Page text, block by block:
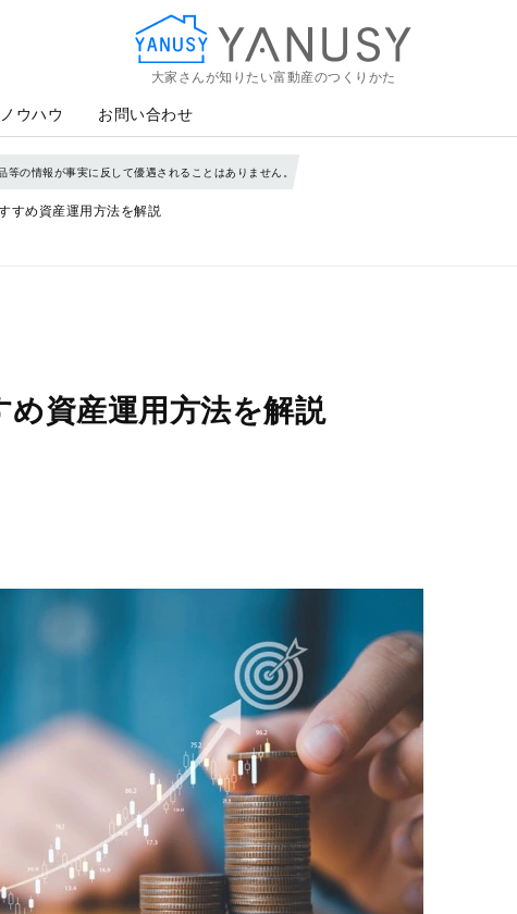
大家さんが知りたい富動産のつくりかた
ウハウ お問い合わせ
の情報が事実に反して優遇されることはありません。
すめ資産運用方法を解説
資産運用方法を解説